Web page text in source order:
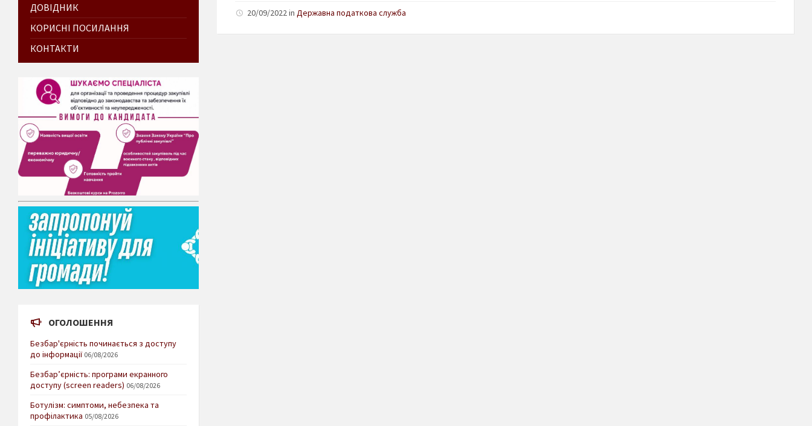
20/09/2022 in Державна податкова служба
ДОВІДНИК
КОРИСНІ ПОСИЛАННЯ
КОНТАКТИ
ОГОЛОШЕННЯ
Безбар'єрність починається з доступу
до інформації 06/08/2026
Безбар’єрність: програми екранного
доступу (screen readers) 06/08/2026
Ботулізм: симптоми, небезпека та
профілактика 05/08/2026